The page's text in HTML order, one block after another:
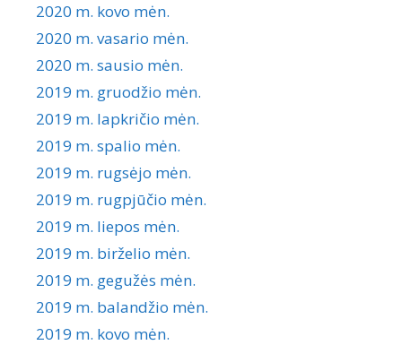
2020 m. kovo mėn.
2020 m. vasario mėn.
2020 m. sausio mėn.
2019 m. gruodžio mėn.
2019 m. lapkričio mėn.
2019 m. spalio mėn.
2019 m. rugsėjo mėn.
2019 m. rugpjūčio mėn.
2019 m. liepos mėn.
2019 m. birželio mėn.
2019 m. gegužės mėn.
2019 m. balandžio mėn.
2019 m. kovo mėn.